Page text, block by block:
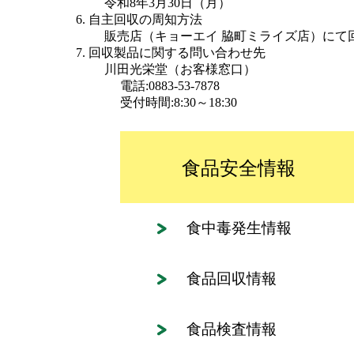
令和8年3月30日（月）
自主回収の周知方法
販売店（キョーエイ 脇町ミライズ店）にて
回収製品に関する問い合わせ先
川田光栄堂（お客様窓口）
電話:0883-53-7878
受付時間:8:30～18:30
食品安全情報
食中毒発生情報
食品回収情報
食品検査情報